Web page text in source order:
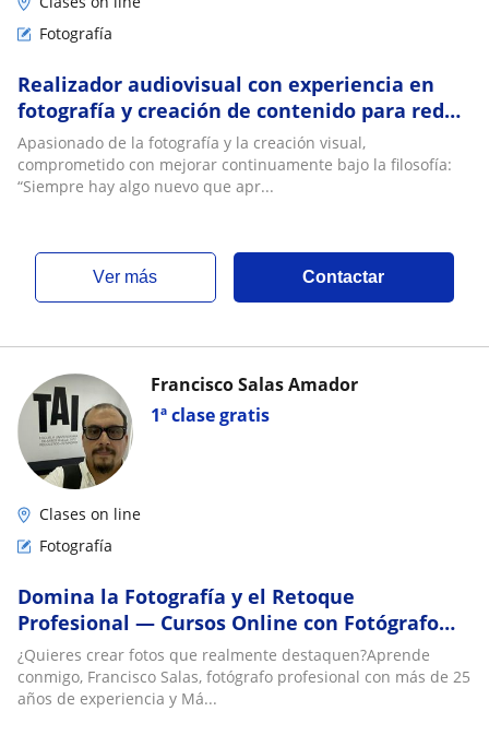
Fotografía
Realizador audiovisual con experiencia en
fotografía y creación de contenido para redes
sociales
Apasionado de la fotografía y la creación visual,
comprometido con mejorar continuamente bajo la filosofía:
“Siempre hay algo nuevo que apr...
ver más Contactar
1ª clase gratis
Francisco Salas Amador
Clases on line
Fotografía
Domina la Fotografía y el Retoque
Profesional — Cursos Online con Fotógrafo
Máster TAI
¿Quieres crear fotos que realmente destaquen?Aprende
conmigo, Francisco Salas, fotógrafo profesional con más de 25
años de experiencia y Má...